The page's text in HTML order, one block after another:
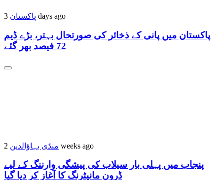
پاکستان 3 days ago
پاکستان میں پانی کے ذخائر کی صورتحال بہتر، بڑے ڈیم
72 فیصد بھر گئے
منڈی بہاؤالدین 2 weeks ago
پنجاب میں پہلی بار سیلاب کی پیشگی وارننگ کے لیے
ڈرون مانیٹرنگ کا آغاز کر دیا گیا